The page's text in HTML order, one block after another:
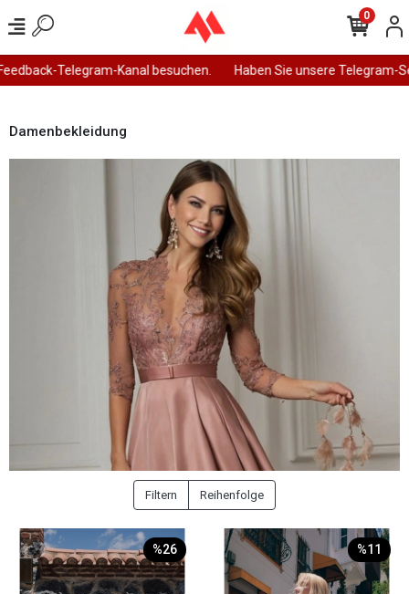
Telegram-Kanal besuchen. Haben Sie unsere Telegram-
0
Damenbekleidung
Filtern Reihenfolge
%26 %11